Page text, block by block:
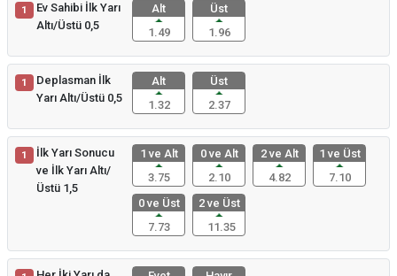
1
Ev Sahibi İlk Yarı
Altı/Üstü 0,5
Alt
1.49
Üst
1.96
1
Deplasman İlk
Yarı Altı/Üstü 0,5
Alt
1.32
Üst
2.37
1
İlk Yarı Sonucu
ve İlk Yarı Altı/
Üstü 1,5
1 ve Alt
3.75
0 ve Alt
2.10
2 ve Alt
4.82
1 ve Üst
7.10
0 ve Üst
7.73
2 ve Üst
11.35